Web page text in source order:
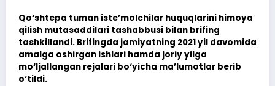
Qo‘shtepa tuman iste’molchilar huquqlarini himoya
qilish mutasaddilari tashabbusi bilan brifing
tashkillandi. Brifingda jamiyatning 2021 yil davomida
amalga oshirgan ishlari hamda joriy yilga
mo‘ljallangan rejalari bo‘yicha ma’lumotlar berib
o‘tildi.